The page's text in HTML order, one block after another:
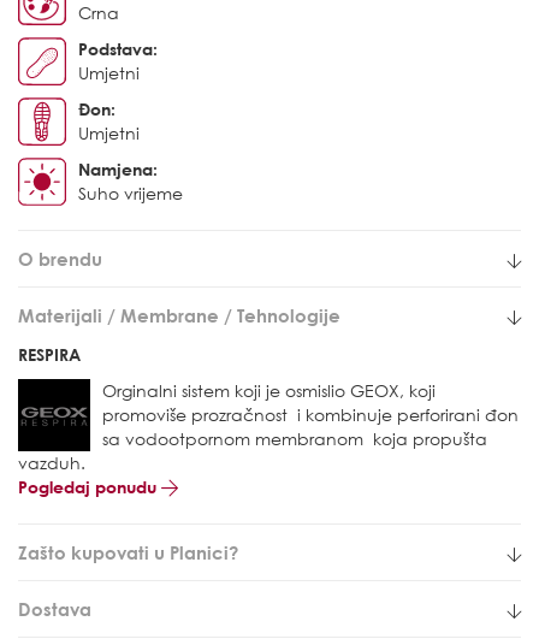
Crna
Podstava:
Umjetni
Đon:
Umjetni
Namjena:
Suho vrijeme
O brendu
Materijali / Membrane / Tehnologije
RESPIRA
Orginalni sistem koji je osmislio GEOX, koji
promoviše prozračnost i kombinuje perforirani đon
sa vodootpornom membranom koja propušta
vazduh.
Pogledaj ponudu
Zašto kupovati u Planici?
Dostava